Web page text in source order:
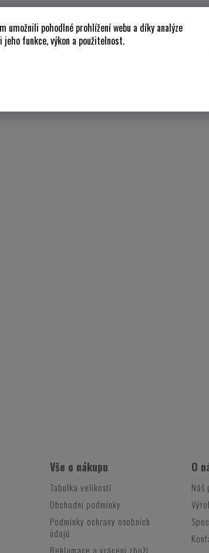
umožnili pohodlné prohlížení webu a díky analýze
jeho funkce, výkon a použitelnost.
Vše o nákupu
Tabulka velikostí
Obchodní podmínky
Podmínky ochrany osobních
údajů
Reklamace a vrácení zboží
O
Náš